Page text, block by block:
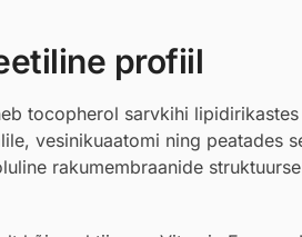
profiil
tocopherol sarvkihi
vesinikuaatomi ning peatades
rakumembraanide